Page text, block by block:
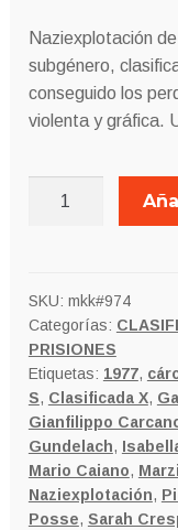
Naziexplotación
subgénero,
conseguido los
violenta y gráfica.
VIENTRE
Version
X
uncut
cantidad
SKU: mkk#974
Categorías:
PRISIONES
Etiquetas: 1977,
S, Clasificada X,
Gianfilippo
Gundelach,
Mario Caiano,
Naziexplotación,
Posse, Sarah